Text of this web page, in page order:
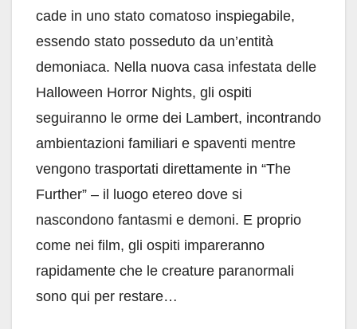
cade in uno stato comatoso inspiegabile,
essendo stato posseduto da un’entità
demoniaca. Nella nuova casa infestata delle
Halloween Horror Nights, gli ospiti
seguiranno le orme dei Lambert, incontrando
ambientazioni familiari e spaventi mentre
vengono trasportati direttamente in “The
Further” – il luogo etereo dove si
nascondono fantasmi e demoni. E proprio
come nei film, gli ospiti impareranno
rapidamente che le creature paranormali
sono qui per restare…